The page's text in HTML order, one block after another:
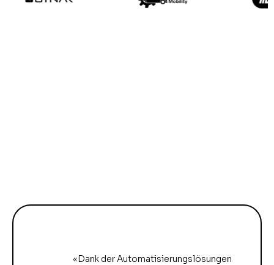
«Dank der Automatisierungslösungen